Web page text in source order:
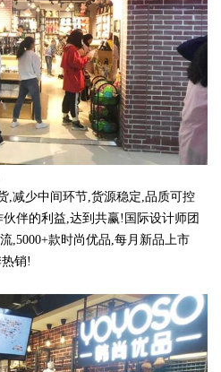
少中间环节,货源稳定,品质可控
伴的利益,达到共赢!国际设计师团
,5000+款时尚优品,每月新品上市
销!